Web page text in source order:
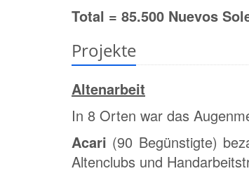
Total = 85.500 Nuevos
Projekte
Altenarbeit
In 8 Orten war das
Acari (90 Begünstigte)
Altenclubs und